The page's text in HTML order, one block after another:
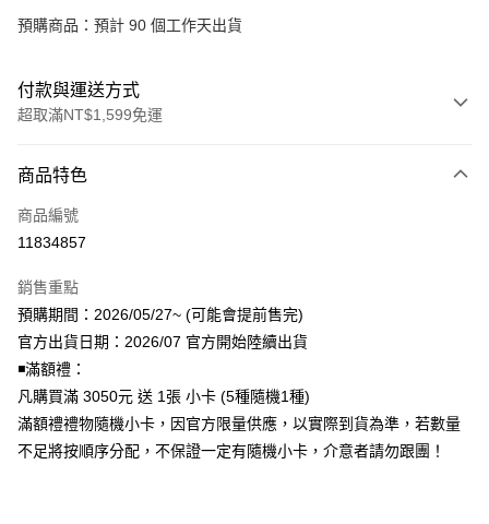
預購商品：預計 90 個工作天出貨
付款與運送方式
超取滿NT$1,599免運
信用卡一次付款
超商取貨付款
Apple Pay
街口支付
悠遊付
AFTEE先享後付
相關說明
商品特色
商品編號
11834857
銷售重點
預購期間：2026/05/27~ (可能會提前售完)
官方出貨日期：2026/07 官方開始陸續出貨
◾️滿額禮：
凡購買滿 3050元 送 1張 小卡 (5種隨機1種)
滿額禮禮物隨機小卡，因官方限量供應，以實際到貨為準，若數量
不足將按順序分配，不保證一定有隨機小卡，介意者請勿跟團！